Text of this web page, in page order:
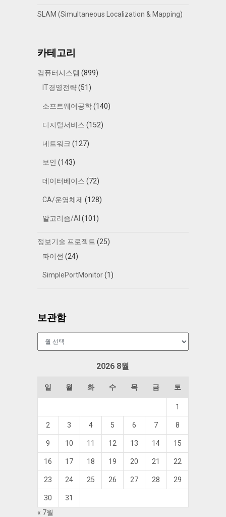
SLAM (Simultaneous Localization & Mapping)
카테고리
컴퓨터시스템 (899)
IT경영전략(51)
소프트웨어공학(140)
디지털서비스 (152)
네트워크 (127)
보안(143)
데이터베이스 (72)
CA/운영체제 (128)
알고리즘/AI (101)
정보기술 프로젝트 (25)
파이썬 (24)
SimplePortMonitor(1)
보관함
2026 8월
일 월 화 수 목 금 토
1
2 3 4 5 6 7 8
9 10 11 12 13 14 15
16 17 18 19 20 21 22
23 24 25 26 27 28 29
30
31
« 7월